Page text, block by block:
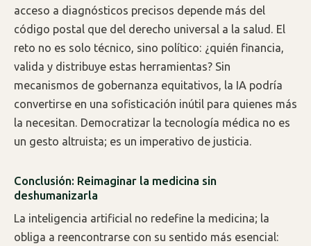
acceso a diagnósticos precisos depende más del
código postal que del derecho universal a la salud. El
reto no es solo técnico, sino político: ¿quién financia,
valida y distribuye estas herramientas? Sin
mecanismos de gobernanza equitativos, la IA podría
convertirse en una sofisticación inútil para quienes más
la necesitan. Democratizar la tecnología médica no es
un gesto altruista; es un imperativo de justicia.
Conclusión: Reimaginar la medicina sin
deshumanizarla
La inteligencia artificial no redefine la medicina; la
obliga a reencontrarse con su sentido más esencial: